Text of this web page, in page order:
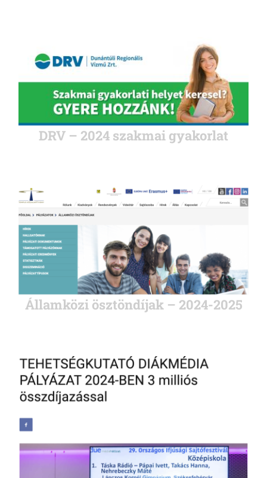
DRV – 2024 szakmai gyakorlat
Államközi ösztöndíjak – 2024-2025